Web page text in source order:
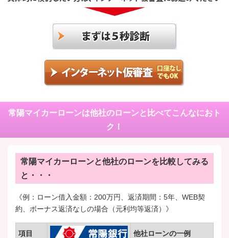
常陽マイカーローンと他社のローンを比較してみる
と・・・
《例：ローン借入金額：200万円、返済期間：5年、WEB契
約、ボーナス返済なしの場合（元利均等返済）》
項目 他社ローンの一例